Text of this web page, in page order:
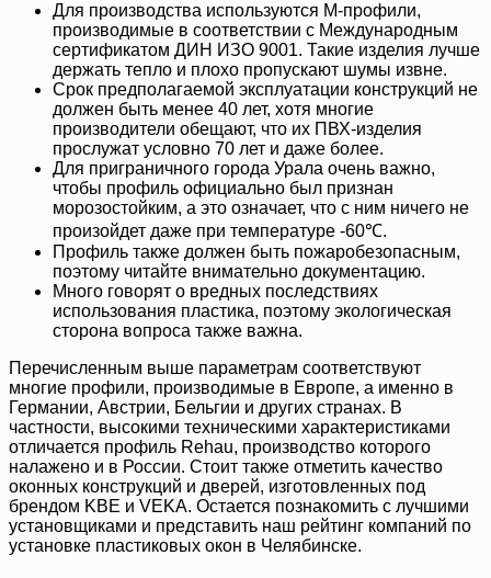
Для производства используются М-профили,
производимые в соответствии с Международным
сертификатом ДИН ИЗО 9001. Такие изделия лучше
держать тепло и плохо пропускают шумы извне.
Срок предполагаемой эксплуатации конструкций не
должен быть менее 40 лет, хотя многие
производители обещают, что их ПВХ-изделия
прослужат условно 70 лет и даже более.
Для приграничного города Урала очень важно,
чтобы профиль официально был признан
морозостойким, а это означает, что с ним ничего не
произойдет даже при температуре -60℃.
Профиль также должен быть пожаробезопасным,
поэтому читайте внимательно документацию.
Много говорят о вредных последствиях
использования пластика, поэтому экологическая
сторона вопроса также важна.
Перечисленным выше параметрам соответствуют
многие профили, производимые в Европе, а именно в
Германии, Австрии, Бельгии и других странах. В
частности, высокими техническими характеристиками
отличается профиль Rehau, производство которого
налажено и в России. Стоит также отметить качество
оконных конструкций и дверей, изготовленных под
брендом KBE и VEKA. Остается познакомить с лучшими
установщиками и представить наш рейтинг компаний по
установке пластиковых окон в Челябинске.